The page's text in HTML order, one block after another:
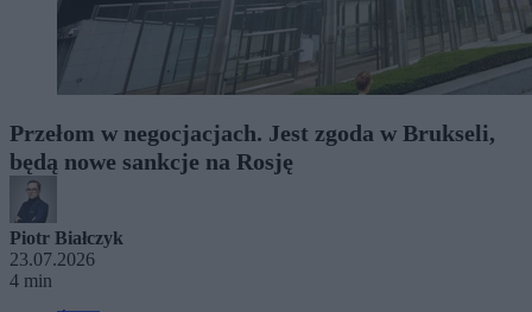
Przełom w negocjacjach. Jest zgoda w Brukseli,
będą nowe sankcje na Rosję
Piotr Białczyk
23.07.2026
4 min